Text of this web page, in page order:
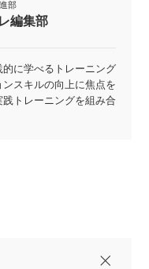
部
編集部
に学べるトレーニング
スキルの向上に焦点を
トレーニングを組み合